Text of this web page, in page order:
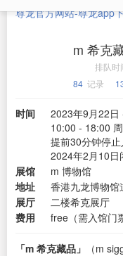
尊龙官方网站-尊龙app
m 希克
排队时
84 记录
时间
2023年9月22日
10:00 - 18:00
提前30分钟停
2024年2月10日
展馆
m 博物馆
地址
香港九龙博物
展厅
二楼希克展厅
费用
free（需入馆门
「m 希克藏品」 （m